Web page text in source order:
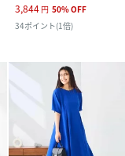
3,844 円 50%OFF
34ポイント(1倍)